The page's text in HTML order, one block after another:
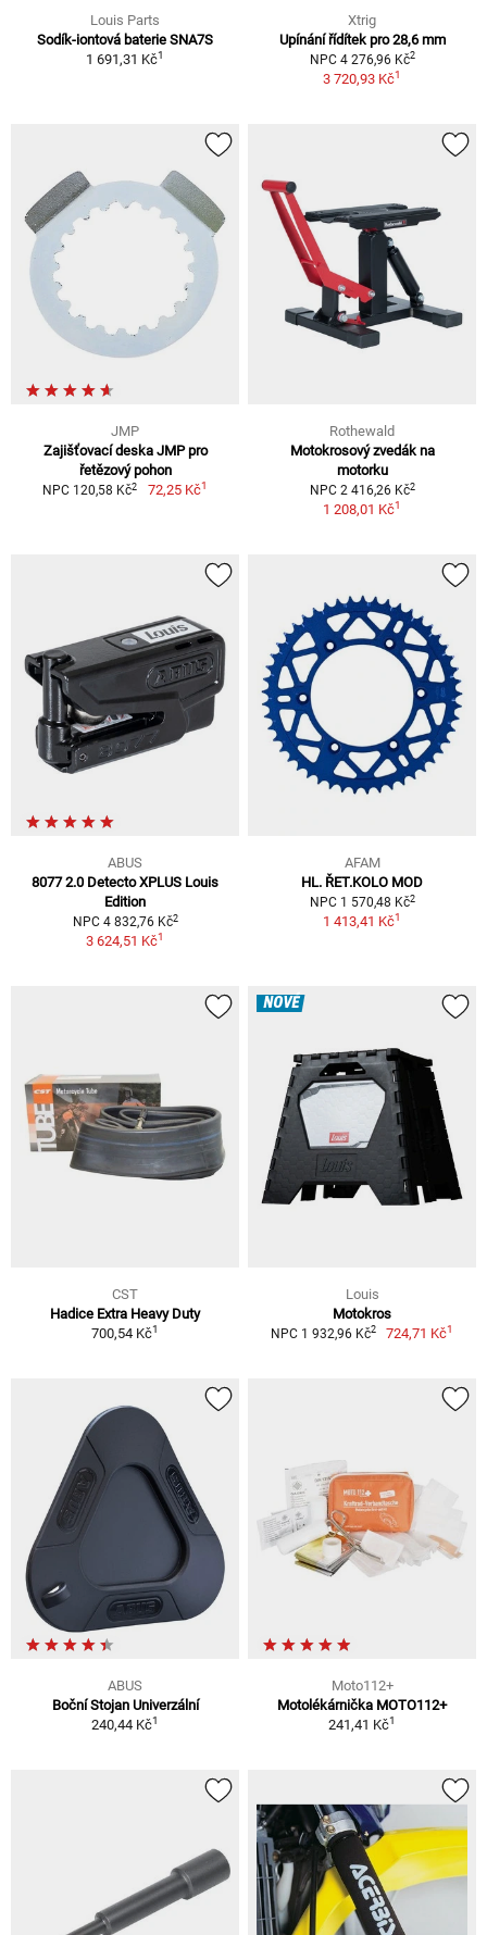
Louis Parts
Sodík-iontová baterie SNA7S
1 691,31 Kč1
Xtrig
Upínání řídítek pro 28,6 mm
NPC 4 276,96 Kč2
3 720,93 Kč1
JMP
Zajišťovací deska JMP pro
řetězový pohon
NPC 120,58 Kč2 72,25 Kč1
Rothewald
Motokrosový zvedák na
motorku
NPC 2 416,26 Kč2
1 208,01 Kč1
ABUS
8077 2.0 Detecto XPLUS Louis
Edition
NPC 4 832,76 Kč2
3 624,51 Kč1
AFAM
HL. ŘET.KOLO MOD
NPC 1 570,48 Kč2
1 413,41 Kč1
CST
Hadice Extra Heavy Duty
700,54 Kč1
NOVÉ
Louis
Motokros
NPC 1 932,96 Kč2 724,71 Kč1
ABUS
Boční Stojan Univerzální
240,44 Kč1
Moto112+
Motolékárnička MOTO112+
241,41 Kč1